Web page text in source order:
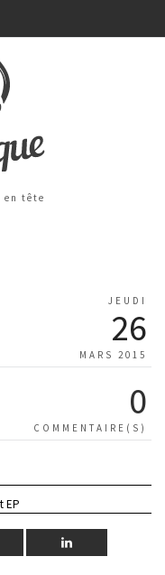
en tête
JEUDI
26
MARS 2015
0
COMMENTAIRE(S)
EP